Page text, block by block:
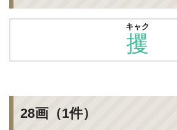
攫
キャク
28画（1件）